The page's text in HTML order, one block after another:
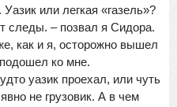
или легкая «газель»?
следы. – позвал я Сидора.
как и я, осторожно вышел
ко мне.
уазик проехал, или чуть
не грузовик. А в чем